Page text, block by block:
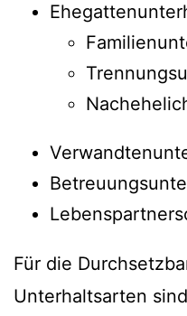
Für die
Unterhaltsarten